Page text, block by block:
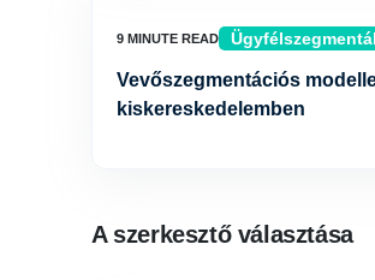
Vevőszegmentációs
kiskereskedelemben
A szerkesztő választása